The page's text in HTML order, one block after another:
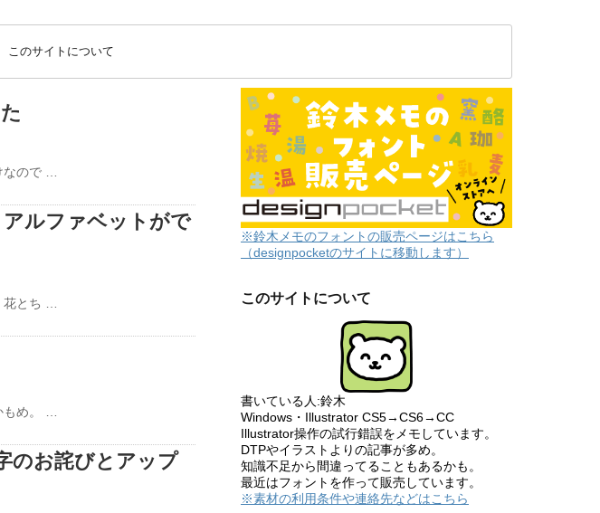
このサイトについて
ので …
ルファベットがで
とち …
め。 …
のお詫びとアップ
※鈴木メモのフォントの販売ページはこちら
（designpocketのサイトに移動します）
このサイトについて
書いている人:鈴木
Windows・Illustrator CS5→CS6→CC
Illustrator操作の試行錯誤をメモしています。
DTPやイラストよりの記事が多め。
知識不足から間違ってることもあるかも。
最近はフォントを作って販売しています。
※素材の利用条件や連絡先などはこちら